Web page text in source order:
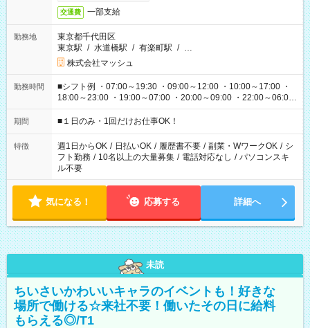
交通費 一部支給
勤務地
東京都千代田区
東京駅 / 水道橋駅 / 有楽町駅 / …
株式会社マッシュ
勤務時間
■シフト例 ・07:00～19:30 ・09:00～12:00 ・10:00～17:00 ・
18:00～23:00 ・19:00～07:00 ・20:00～09:00 ・22:00～06:00
etc ★最短で3時間で5,120円のお仕事から 15時間で2万円近く稼
げるお仕事も！ ご希望のお時間に合わせてご紹介！ ※シフトは
ください！
期間 ■１日のみ・1回だけお仕事OK！
特徴 週1日からOK / 日払いOK / 履歴書不要 / 副業・WワークOK / シ
フト勤務 / 10名以上の大量募集 / 電話対応なし / パソコンスキ
ル不要
気になる！ 応募する 詳細へ
未読
ちいさいかわいいキャラのイベントも！好きな
場所で働ける☆来社不要！働いたその日に給料
もらえる◎/T1